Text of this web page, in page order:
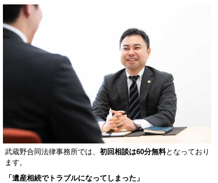
武蔵野合同法律事務所では、 初回相談は60分無料となっており
ます。
「遺産相続でトラブルになってしまった」